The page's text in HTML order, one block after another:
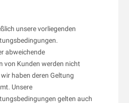
unsere vorliegenden
abweichende
von Kunden werden nicht
haben deren Geltung
Unsere
gelten auch